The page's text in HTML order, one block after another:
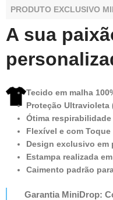
PRODUTO EXCLUSIVO
A sua
Tecido em malha
Proteção Ultravioleta
Ótima respirabilidade
Flexível e com Toque
Design exclusivo em
Estampa realizada
Caimento padrão
Garantia MiniDrop: